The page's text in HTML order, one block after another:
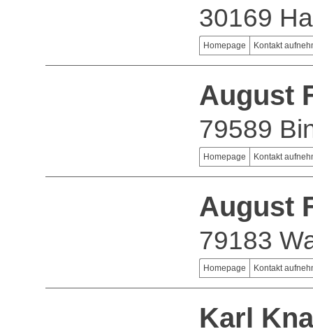
30169
Homepage Kontakt
August
79589
Homepage Kontakt
August
79183
Homepage Kontakt
Karl